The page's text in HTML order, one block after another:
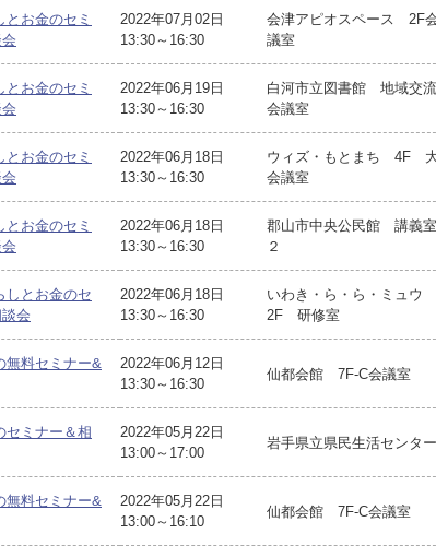
とお金のセミ
2022年07月02日
13:30～16:30
会津アピオスペース 2F
議室
とお金のセミ
2022年06月19日
13:30～16:30
白河市立図書館 地域交流
会議室
とお金のセミ
2022年06月18日
13:30～16:30
ウィズ・もとまち 4F
会議室
とお金のセミ
2022年06月18日
13:30～16:30
郡山市中央公民館 講義室
２
しとお金のセ
会
2022年06月18日
13:30～16:30
いわき・ら・ら・ミュウ
2F 研修室
無料セミナー&
2022年06月12日
13:30～16:30
仙都会館 7F-C会議室
セミナー＆相
2022年05月22日
13:00～17:00
岩手県立県民生活センター
無料セミナー&
2022年05月22日
13:00～16:10
仙都会館 7F-C会議室